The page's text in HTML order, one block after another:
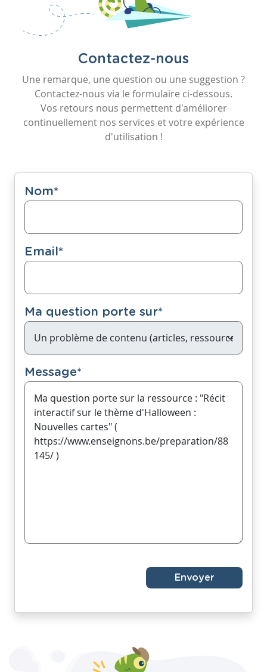
Contactez-nous
Une remarque, une question ou une suggestion ?
Contactez-nous via le formulaire ci-dessous.
Vos retours nous permettent d'améliorer
continuellement nos services et votre expérience
d'utilisation !
Nom*
Email*
Ma question porte sur*
Message*
Envoyer